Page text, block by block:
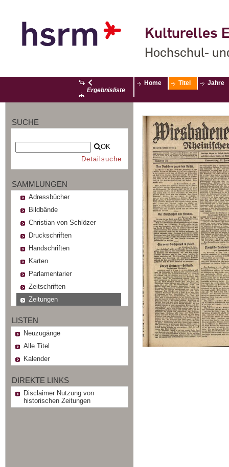
Kulturelles
Hochschul-
Ergebnisliste
Home Titel Jahre
SUCHE
OK
Detailsuche
SAMMLUNGEN
Adressbücher
Bildbände
Christian von Schlözer
Druckschriften
Handschriften
Karten
Parlamentarier
Zeitschriften
Zeitungen
LISTEN
Neuzugänge
Alle Titel
Kalender
DIREKTE LINKS
Disclaimer Nutzung von
historischen Zeitungen